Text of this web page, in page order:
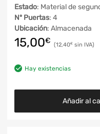
Estado: Material de
Nº Puertas: 4
Ubicación: Almacenada
15,00€ 12,40€
Hay existencias
Añadir al